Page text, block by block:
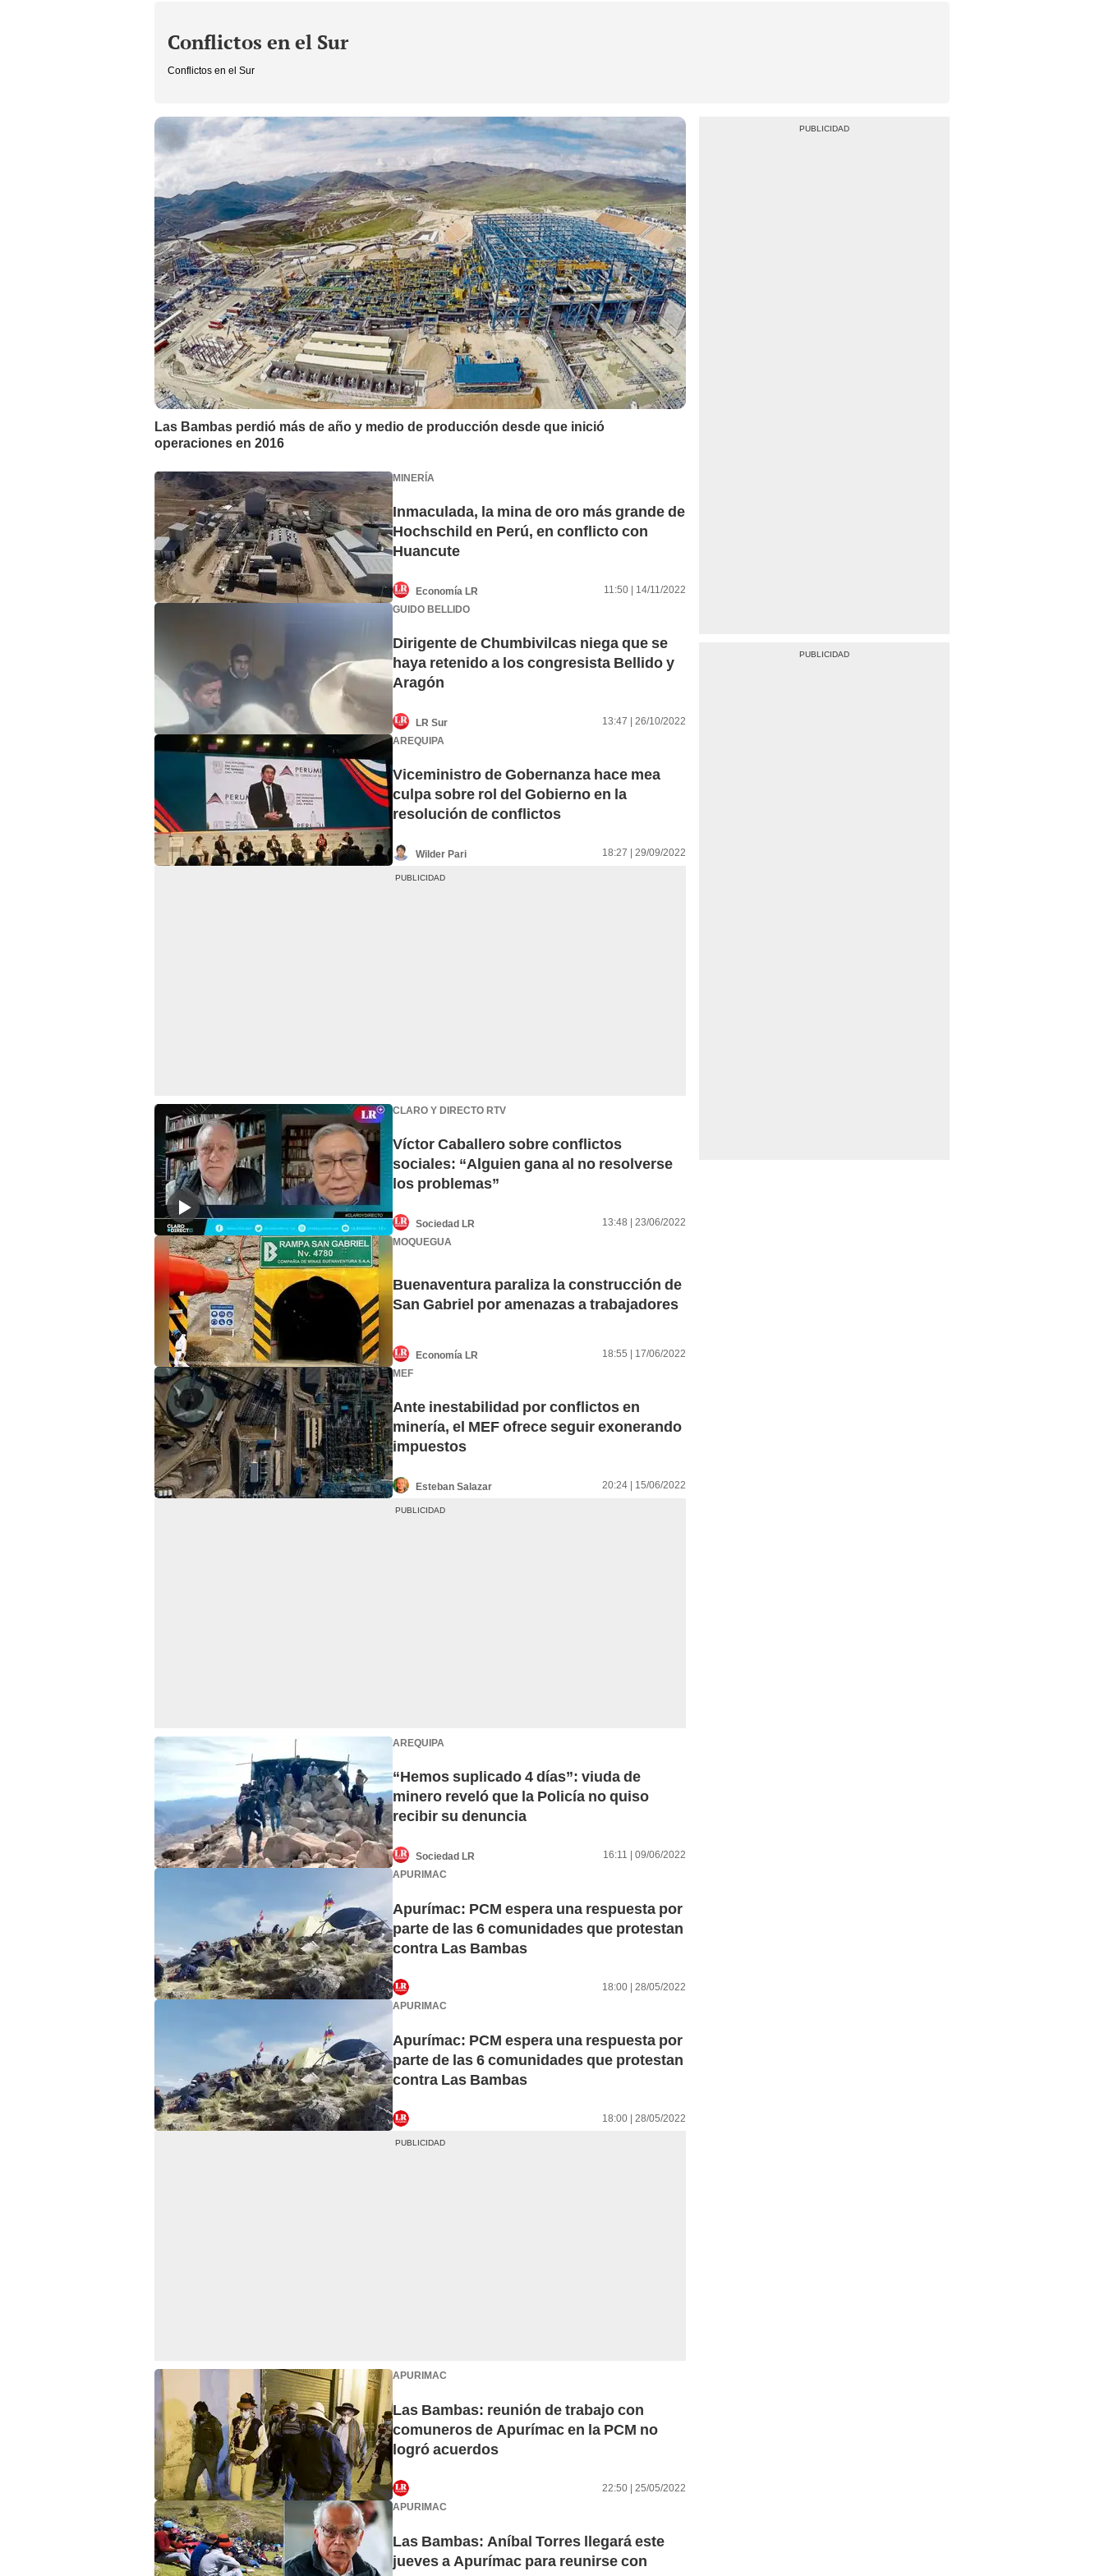
Conflictos en el Sur
Conflictos en el Sur
Las Bambas perdió más de año y medio de producción desde que inició
operaciones en 2016
MINERÍA
Inmaculada, la mina de oro más grande de
Hochschild en Perú, en conflicto con
Huancute
Economía LR
11:50 | 14/11/2022
GUIDO BELLIDO
Dirigente de Chumbivilcas niega que se
haya retenido a los congresista Bellido y
Aragón
LR Sur
13:47 | 26/10/2022
AREQUIPA
Viceministro de Gobernanza hace mea
culpa sobre rol del Gobierno en la
resolución de conflictos
Wilder Pari 18:27 | 29/09/2022
CLARO Y DIRECTO RTV
Víctor Caballero sobre conflictos
sociales: “Alguien gana al no resolverse
los problemas”
Sociedad LR
13:48 | 23/06/2022
MOQUEGUA
Buenaventura paraliza la construcción de
San Gabriel por amenazas a trabajadores
Economía LR
18:55 | 17/06/2022
MEF
Ante inestabilidad por conflictos en
minería, el MEF ofrece seguir exonerando
impuestos
Esteban Salazar 20:24 | 15/06/2022
AREQUIPA
“Hemos suplicado 4 días”: viuda de
minero reveló que la Policía no quiso
recibir su denuncia
Sociedad LR
16:11 | 09/06/2022
APURIMAC
Apurímac: PCM espera una respuesta por
parte de las 6 comunidades que protestan
contra Las Bambas
18:00 | 28/05/2022
APURIMAC
Apurímac: PCM espera una respuesta por
parte de las 6 comunidades que protestan
contra Las Bambas
18:00 | 28/05/2022
APURIMAC
Las Bambas: reunión de trabajo con
comuneros de Apurímac en la PCM no
logró acuerdos
22:50 | 25/05/2022
APURIMAC
Las Bambas: Aníbal Torres llegará este
jueves a Apurímac para reunirse con